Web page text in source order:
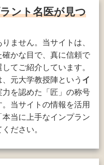
ント名医が見つ
ません。当サイトは、
かな目で、真に信頼で
てご紹介しています。
元大学教授陣という イ
力を認めた「匠」の称号
当サイトの情報を活用
当に上手なインプラン
ださい。